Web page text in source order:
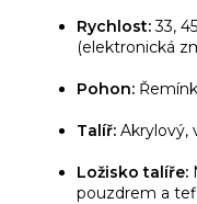
Rychlost:33,
(elektronická
Pohon:
Talíř: Akrylový,
Ložisko talíře:
pouzdrem a